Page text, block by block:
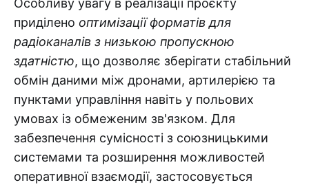
Особливу увагу в реалізації проєкту
приділено оптимізації форматів для
радіоканалів з низькою пропускною
здатністю, що дозволяє зберігати стабільний
обмін даними між дронами, артилерією та
пунктами управління навіть у польових
умовах із обмеженим зв'язком. Для
забезпечення сумісності з союзницькими
системами та розширення можливостей
оперативної взаємодії, застосовується